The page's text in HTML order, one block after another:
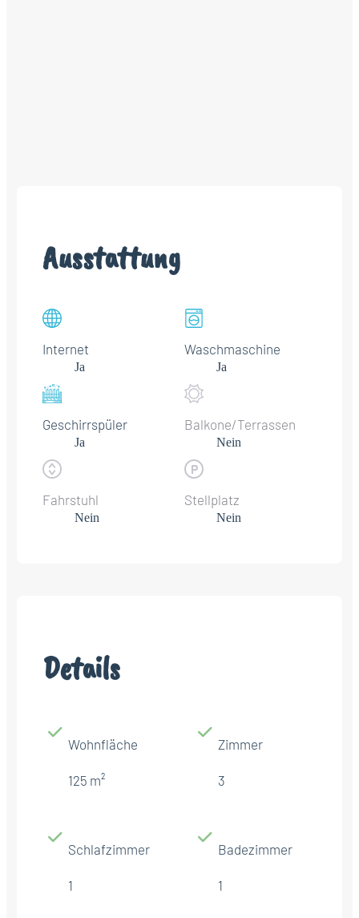
Ausstattung
Internet
Ja
Waschmaschine
Ja
Geschirrspüler
Ja
Balkone/Terrassen
Nein
Fahrstuhl
Nein
Stellplatz
Nein
Details
Wohnfläche
125 m²
Zimmer
3
Schlafzimmer
1
Badezimmer
1